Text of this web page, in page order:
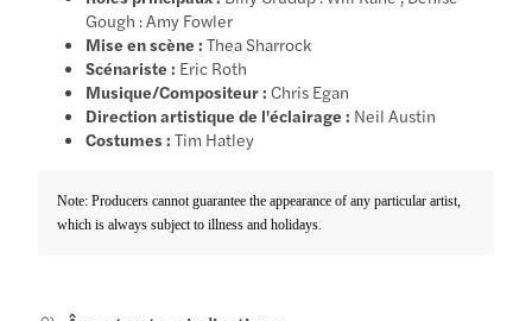
Gough : Amy Fowler
Mise en scène : Thea Sharrock
Scénariste : Eric Roth
Musique/Compositeur : Chris Egan
Direction artistique de l'éclairage : Neil Austin
Costumes : Tim Hatley
Note: Producers cannot guarantee the appearance of any particular artist,
which is always subject to illness and holidays.